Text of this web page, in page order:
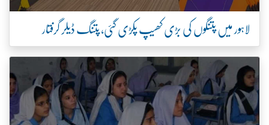
لاہور میں پتنگوں کی بڑی کھیپ پکڑی گئی، پتنگ ڈیلر گرفتار